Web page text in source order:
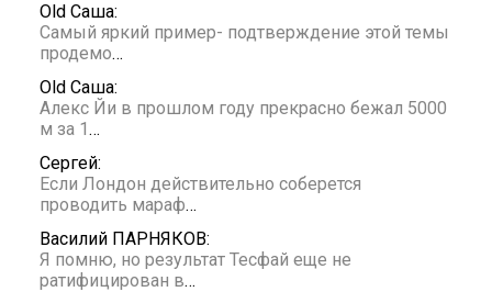
Old Саша:
Самый яркий пример- подтверждение этой темы
продемо…
Old Саша:
Алекс Йи в прошлом году прекрасно бежал 5000
м за 1 …
Сергей:
Если Лондон действительно соберется
проводить мараф…
Василий ПАРНЯКОВ:
Я помню, но результат Тесфай еще не
ратифицирован в…